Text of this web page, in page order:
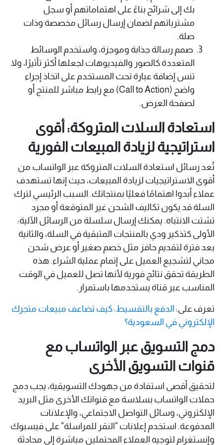
بك إلى شرائح بناءً على اهتماماتهم أو سجل
مشترياتهم لضمان إرسال رسائل مخصصة وذات
صلة.
صمم رسالة جذابة وموجزة، واستخدم الوسائط
المتعددة كالصور والفيديوهات لجعلها أكثر تأثيرًا، ولا
تنس إضافة عبارة تحث المستخدم على اتخاذ إجراء
واضح (Call to Action) مع رابط مباشر للمنتج أو
لصفحة العرض.
استعادة السلات المتروكة: أقوى
استراتيجية لزيادة المبيعات الفورية
تُعد رسائل استعادة السلات المتروكة عبر الواتساب من
أقوى الاستراتيجيات لزيادة المبيعات، حيث إنها تستهدف
عملاء أبدوا اهتمامًا فعليًا بمنتجاتك. السبب الرئيسي لترك
السلة قد يكون تكاليف الشحن غير المتوقعة أو مجرد
تشتت الانتباه. يمكنك إرسال سلسلة من الرسائل الآلية:
الأولى كتذكير ودي بالمنتجات المتبقية في السلة، والثانية
بعد فترة لتقديم حافز مثل خصم صغير أو عرض شحن
مجاني لتشجيع العميل على إتمام عملية الشراء. هذه
الطريقة تحقق نتائج فورية لأنها تصل للعميل في الوقت
المناسب عبر قناة يستخدمها باستمرار.
تعرف على: الدفع بالتقسيط: كيف تضاعف مبيعات متجرك
الإلكتروني في السعودية؟
دمج التسويق عبر الواتساب مع
قنوات التسويق الأخرى
لتحقيق أقصى استفادة من جهودك التسويقية، يجب دمج
حملات الواتساب بسلاسة مع قنواتك الأخرى مثل البريد
الإلكتروني، وسائل التواصل الاجتماعي، والإعلانات
المدفوعة. استخدم إعلانات "النقر للمراسلة" على فيسبوك
وإنستغرام لتوجيه العملاء المحتملين مباشرة إلى محادثة